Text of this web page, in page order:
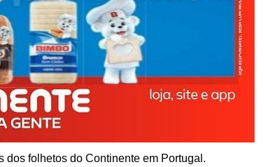
folhetos do Continente em Portugal.